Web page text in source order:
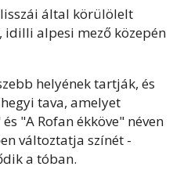
által körülölelt
, idilli alpesi mező közepén
helyének tartják, és
tava, amelyet
"A Rofan ékköve" néven
változtatja színét -
a tóban.